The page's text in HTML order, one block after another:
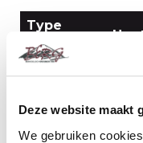
Deze website maakt
We gebruiken
Type
Vloer
Walnoot
gestopt en
geschuurd